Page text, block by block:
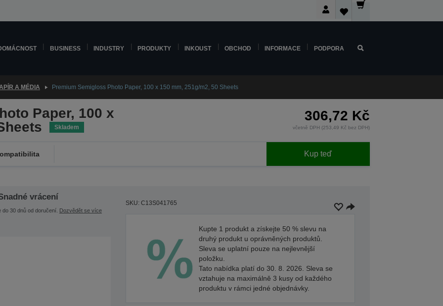
BUSINESS INDUSTRY PRODUKTY INKOUST OBCHOD INFORMACE PODPORA
A MÉDIA Premium Semigloss Photo Paper, 100 x 150 mm, 251g/m2, 50 Sheets
Paper, 100 x
Skladem
306,72 Kč
včetně DPH (253,49 Kč bez DPH)
Kup teď
vrácení
do 30 dnů od doručení. Dozvědět se více
SKU: C13S041765
Kupte 1 produkt a získejte 50 % slevu na
druhý produkt u oprávněných produktů.
Sleva se uplatní pouze na nejlevnější
položku.
Tato nabídka platí do 30. 8. 2026. Sleva se
vztahuje na maximálně 3 kusy od každého
produktu v rámci jedné objednávky.